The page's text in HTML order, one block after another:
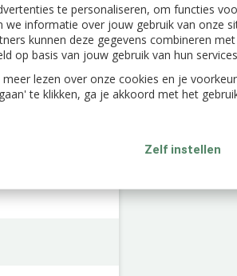
te personaliseren, om functies
we informatie over jouw gebruik van onze
kunnen deze gegevens combineren
op basis van jouw gebruik van hun
lezen over onze cookies en je
te klikken, ga je akkoord met het
Zelf instellen